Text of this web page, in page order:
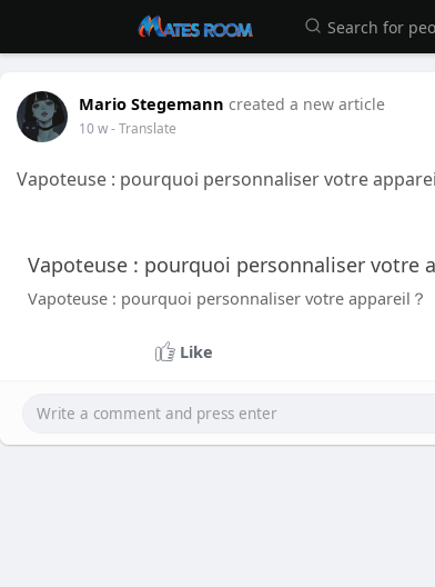
Mario Stegemann created a new article
10 w- Translate
Vapoteuse : pourquoi personnaliser votre
Vapoteuse : pourquoi personnaliser votre
Vapoteuse : pourquoi personnaliser votre appareil？
Like